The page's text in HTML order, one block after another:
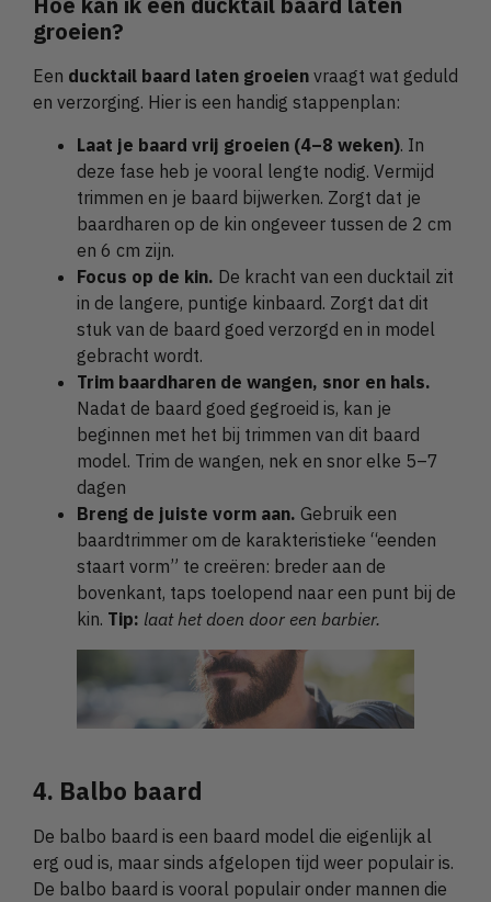
groeien?
Een ducktail baard laten groeien vraagt wat geduld
en verzorging. Hier is een handig stappenplan:
Laat je baard vrij groeien (4–8 weken). In
deze fase heb je vooral lengte nodig. Vermijd
trimmen en je baard bijwerken. Zorgt dat je
baardharen op de kin ongeveer tussen de 2 cm
en 6 cm zijn.
Focus op de kin. De kracht van een ducktail zit
in de langere, puntige kinbaard. Zorgt dat dit
stuk van de baard goed verzorgd en in model
gebracht wordt.
Trim baardharen de wangen, snor en hals.
Nadat de baard goed gegroeid is, kan je
beginnen met het bij trimmen van dit baard
model. Trim de wangen, nek en snor elke 5–7
dagen
Breng de juiste vorm aan. Gebruik een
baardtrimmer om de karakteristieke “eenden
staart vorm” te creëren: breder aan de
bovenkant, taps toelopend naar een punt bij de
kin. Tip: laat het doen door een barbier.
4. Balbo baard
De balbo baard is een baard model die eigenlijk al
erg oud is, maar sinds afgelopen tijd weer populair is.
De balbo baard is vooral populair onder mannen die